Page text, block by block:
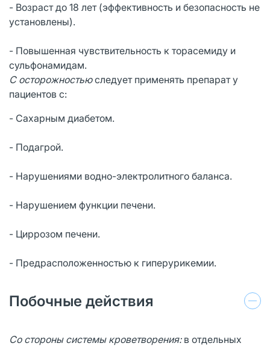
- Возраст до 18 лет (эффективность и безопасность не
установлены).
- Повышенная чувствительность к торасемиду и
сульфонамидам.
С осторожностьюследует применять препарат у
пациентов с:
- Сахарным диабетом.
- Подагрой.
- Нарушениями водно-электролитного баланса.
- Нарушением функции печени.
- Циррозом печени.
- Предрасположенностью к гиперурикемии.
Побочные действия
Со стороны системы кроветворения:в отдельных